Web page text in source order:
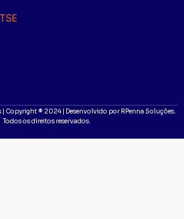
| Copyright ® 2024 | Desenvolvido por RPenna Soluções.
Todos os direitos reservados.